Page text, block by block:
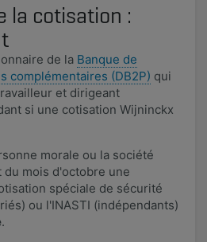
la cotisation :
de la Banque de
complémentaires (DB2P) qui
et dirigeant
si une cotisation Wijninckx
morale ou la société
mois d'octobre une
spéciale de sécurité
ou l'INASTI (indépendants)
.